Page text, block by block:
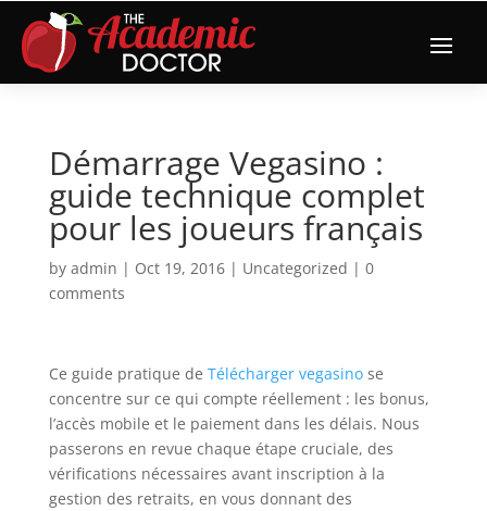
Démarrage Vegasino :
guide technique complet
pour les joueurs français
by admin | Oct 19, 2016| Uncategorized | 0
comments
Ce guide pratique de Télécharger vegasinose
concentre sur ce qui compte réellement : les bonus,
l’accès mobile et le paiement dans les délais. Nous
passerons en revue chaque étape cruciale, des
vérifications nécessaires avant inscription à la
gestion des retraits, en vous donnant des